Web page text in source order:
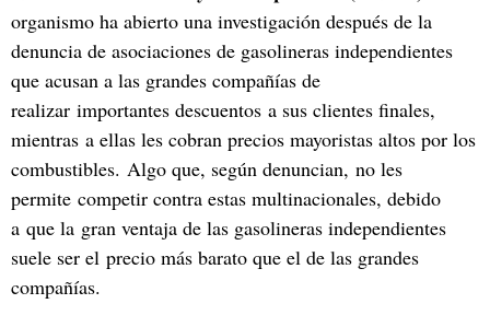
organismo ha abierto una investigación después de la
denuncia de asociaciones de gasolineras independientes
que acusan a las grandes compañías de
realizar importantes descuentos a sus clientes finales,
mientras a ellas les cobran precios mayoristas altos por los
combustibles. Algo que, según denuncian, no les
permite competir contra estas multinacionales, debido
a que la gran ventaja de las gasolineras independientes
suele ser el precio más barato que el de las grandes
compañías.